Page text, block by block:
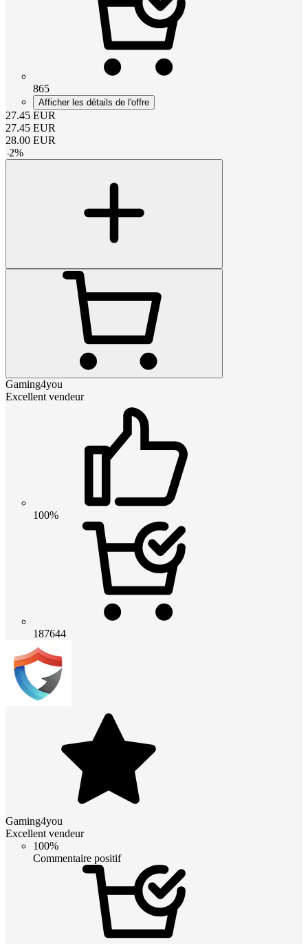
865
Afficher les détails de l'offre
27.45 EUR
27.45 EUR
28.00 EUR
-2%
Gaming4you
Excellent vendeur
100%
187644
Gaming4you
Excellent vendeur
100%
Commentaire positif